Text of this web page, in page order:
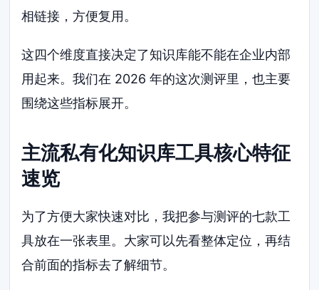
相链接，方便复用。
这四个维度直接决定了知识库能不能在企业内部
用起来。我们在 2026 年的这次测评里，也主要
围绕这些指标展开。
主流私有化知识库工具核心特征
速览
为了方便大家快速对比，我把参与测评的七款工
具放在一张表里。大家可以先看整体定位，再结
合前面的指标去了解细节。